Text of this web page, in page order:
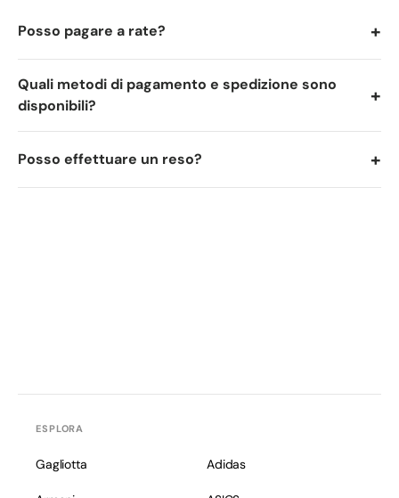
Posso pagare a rate? +
Quali metodi di pagamento e spedizione sono
disponibili?
+
Posso effettuare un reso? +
ESPLORA
Gagliotta Adidas